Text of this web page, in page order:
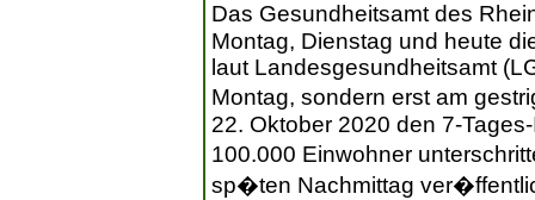
Das Gesundheitsamt des
Montag, Dienstag und heute
laut Landesgesundheitsamt
Montag, sondern erst am
22. Oktober 2020 den 7-
100.000 Einwohner
sp�ten Nachmittag